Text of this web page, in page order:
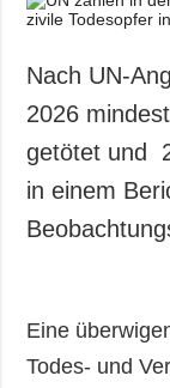
Nach UN-
2026
getötet und
in einem
Eine
Todes- und